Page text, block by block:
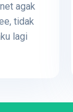
agak
tidak
lagi